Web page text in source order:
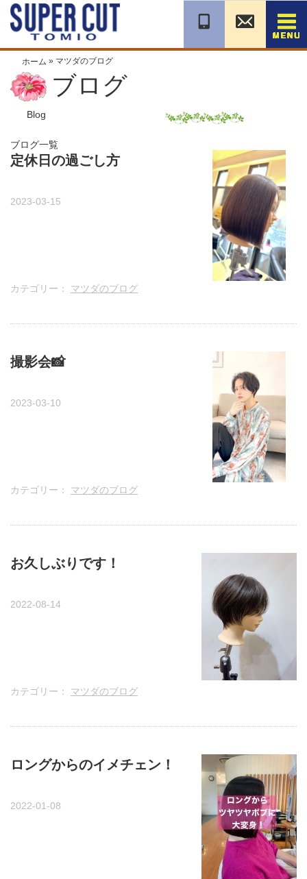
ン
ホーム » マツダのブログ
ブログ
Blog
ブログ一覧
定休日の過ごし方
2023-03-15
カテゴリー： マツダのブログ
撮影会📸
2023-03-10
カテゴリー： マツダのブログ
お久しぶりです！
2022-08-14
カテゴリー： マツダのブログ
ロングからのイメチェン！
2022-01-08